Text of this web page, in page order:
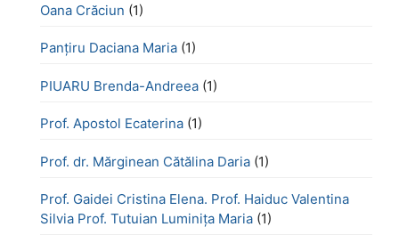
Oana Crăciun (1)
Panțiru Daciana Maria (1)
PIUARU Brenda-Andreea (1)
Prof. Apostol Ecaterina (1)
Prof. dr. Mărginean Cătălina Daria (1)
Prof. Gaidei Cristina Elena. Prof. Haiduc Valentina
Silvia Prof. Tutuian Luminița Maria (1)